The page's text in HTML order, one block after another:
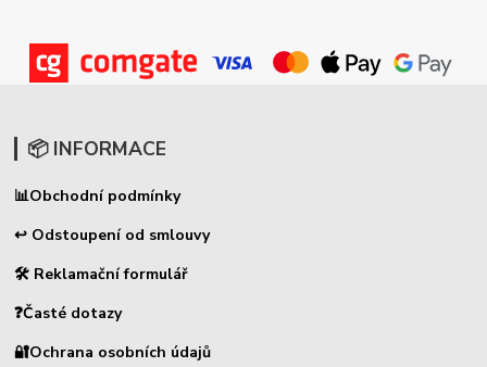
📦 INFORMACE
📊Obchodní podmínky
↩ Odstoupení od smlouvy
🛠 Reklamační formulář
❓Časté dotazy
🔐Ochrana osobních údajů